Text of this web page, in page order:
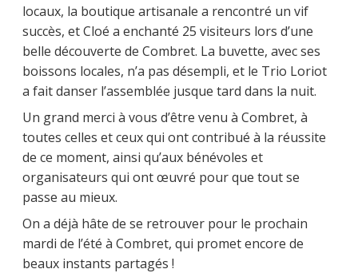
locaux, la boutique artisanale a rencontré un vif
succès, et Cloé a enchanté 25 visiteurs lors d’une
belle découverte de Combret. La buvette, avec ses
boissons locales, n’a pas désempli, et le Trio Loriot
a fait danser l’assemblée jusque tard dans la nuit.
Un grand merci à vous d’être venu à Combret, à
toutes celles et ceux qui ont contribué à la réussite
de ce moment, ainsi qu’aux bénévoles et
organisateurs qui ont œuvré pour que tout se
passe au mieux.
On a déjà hâte de se retrouver pour le prochain
mardi de l’été à Combret, qui promet encore de
beaux instants partagés !